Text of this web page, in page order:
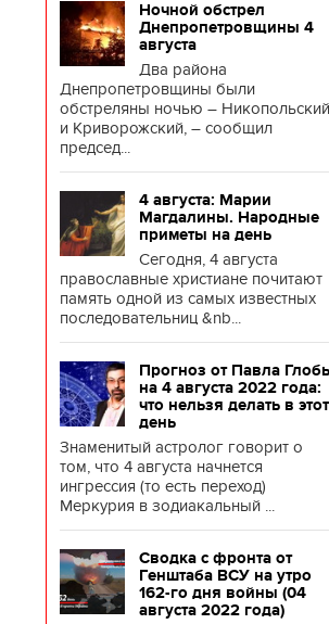
Ночной обстрел
Днепропетровщины 4
августа
Два района
Днепропетровщины были
обстреляны ночью – Никопольский
и Криворожский, – сообщил
председ...
4 августа: Марии
Магдалины. Народные
приметы на день
Сегодня, 4 августа
православные христиане почитают
память одной из самых известных
последовательниц &nb...
Прогноз от Павла
на 4 августа 2022 года:
что нельзя делать в этот
день
Знаменитый астролог говорит о
том, что 4 августа начнется
ингрессия (то есть переход)
Меркурия в зодиакальный ...
Сводка с фронта от
Генштаба ВСУ на утро
162-го дня войны (04
августа 2022 года)